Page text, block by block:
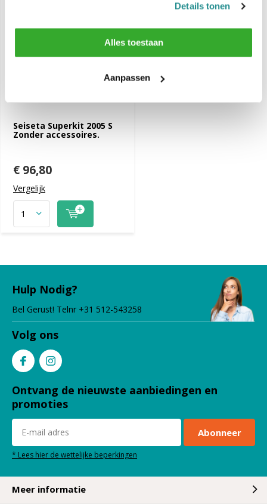
Details tonen
Alles toestaan
Aanpassen
Seiseta Superkit 2005 S
Zonder accessoires.
€ 96,80
Vergelijk
Hulp Nodig?
Bel Gerust! Telnr +31 512-543258
Volg ons
Ontvang de nieuwste aanbiedingen en
promoties
Abonneer
* Lees hier de wettelijke beperkingen
Meer informatie